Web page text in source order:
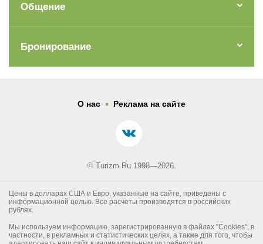
Общение
Бронирование
О нас . Реклама на сайте
© Turizm.Ru 1998—2026.
Цены в долларах США и Евро, указанные на сайте, приведены с
информационной целью. Все расчеты производятся в российских
рублях.
Мы используем информацию, зарегистрированную в файлах "Cookies", в
частности, в рекламных и статистических целях, а также для того, чтобы